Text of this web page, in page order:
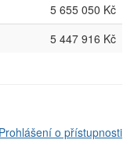
5 655 050 Kč
5 447 916 Kč
Prohlášení o přístupnosti